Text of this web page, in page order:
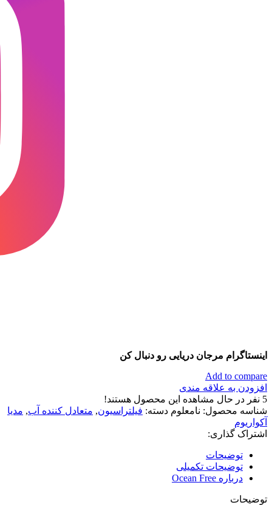
اینستاگرام مرجان دریایی رو دنبال کن
Add to compare
افزودن به علاقه مندی
5 نفر در حال مشاهده این محصول هستند!
شناسه محصول: نامعلوم دسته: فیلتراسیون, متعادل کننده آب, مدیا
آکواریوم
اشتراک گذاری:
توضیحات
توضیحات تکمیلی
درباره Ocean Free
توضیحات